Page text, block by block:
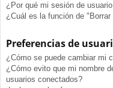
¿Por qué mi sesión de
¿Cuál es la función de
Preferencias de
¿Cómo se puede cambiar mi
¿Cómo evito que mi nombre
usuarios conectados?